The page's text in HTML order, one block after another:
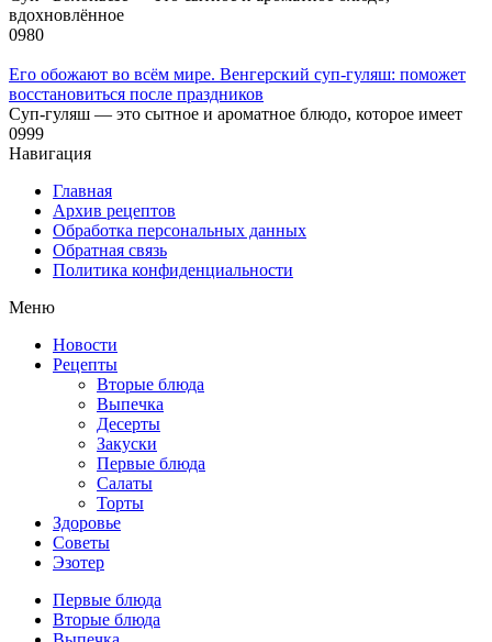
вдохновлённое
0980
Его обожают во всём мире. Венгерский суп-гуляш: поможет
восстановиться после праздников
Суп-гуляш — это сытное и ароматное блюдо, которое имеет
0999
Навигация
Главная
Архив рецептов
Обработка персональных данных
Обратная связь
Политика конфиденциальности
Меню
Новости
Рецепты
Вторые блюда
Выпечка
Десерты
Закуски
Первые блюда
Салаты
Торты
Здоровье
Советы
Эзотер
Первые блюда
Вторые блюда